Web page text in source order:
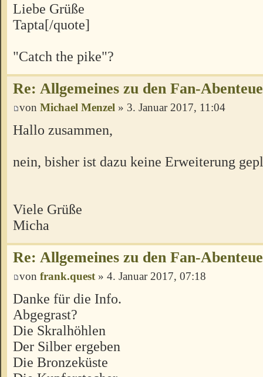
Liebe Grüße
Tapta[/quote]
"Catch the pike"?
Re: Allgemeines zu den Fan-
von Michael Menzel » 3. Januar 2017, 11:04
Hallo zusammen,
nein, bisher ist dazu keine Erweiterung
Viele Grüße
Micha
Re: Allgemeines zu den Fan-
von frank.quest » 4. Januar 2017, 07:18
Danke für die Info.
Abgegrast?
Die Skralhöhlen
Der Silber ergeben
Die Bronzeküste